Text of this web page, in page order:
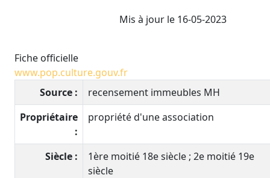
Mis à jour le 16-05-2023
Fiche officielle
www.pop.culture.gouv.fr
Source :
recensement immeubles MH
Propriétaire
:
propriété d'une association
Siècle :
1ère moitié 18e siècle ; 2e moitié 19e
siècle